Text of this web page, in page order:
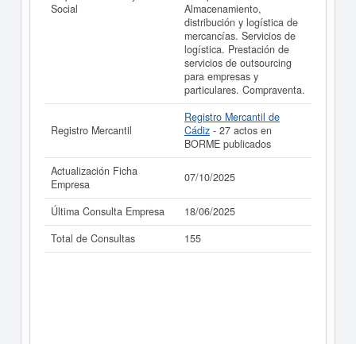
Social
Almacenamiento,
distribución y logística de
mercancías. Servicios de
logística. Prestación de
servicios de outsourcing
para empresas y
particulares. Compraventa.
Registro Mercantil
Registro Mercantil de
Cádiz - 27 actos en
BORME publicados
Actualización Ficha
Empresa
07/10/2025
Última Consulta Empresa
18/06/2025
Total de Consultas
155